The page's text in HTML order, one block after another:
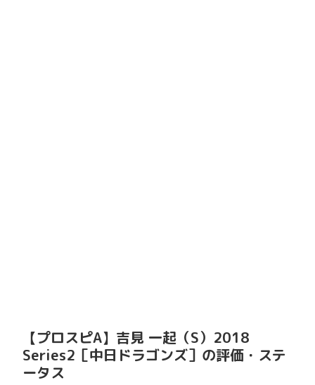
【プロスピA】吉見 一起（S）2018
Series2［中日ドラゴンズ］の評価・ステ
ータス